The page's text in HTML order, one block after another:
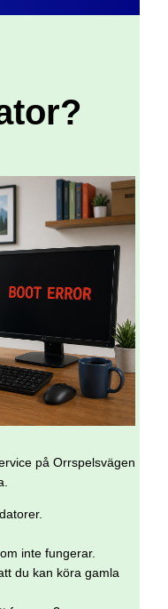
på Orrspelsvägen
inte fungerar.
du kan köra gamla